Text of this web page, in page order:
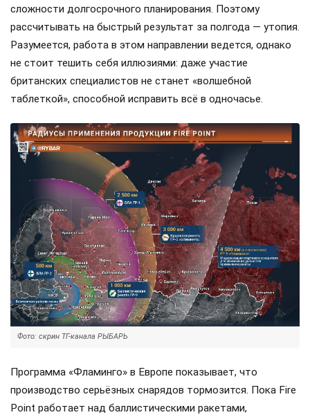
сложности долгосрочного планирования. Поэтому
рассчитывать на быстрый результат за полгода — утопия.
Разумеется, работа в этом направлении ведется, однако
не стоит тешить себя иллюзиями: даже участие
британских специалистов не станет «волшебной
таблеткой», способной исправить всё в одночасье.
Фото: скрин ТГ-канала РЫБАРЬ
Программа «Фламинго» в Европе показывает, что
производство серьёзных снарядов тормозится. Пока Fire
Point работает над баллистическими ракетами,